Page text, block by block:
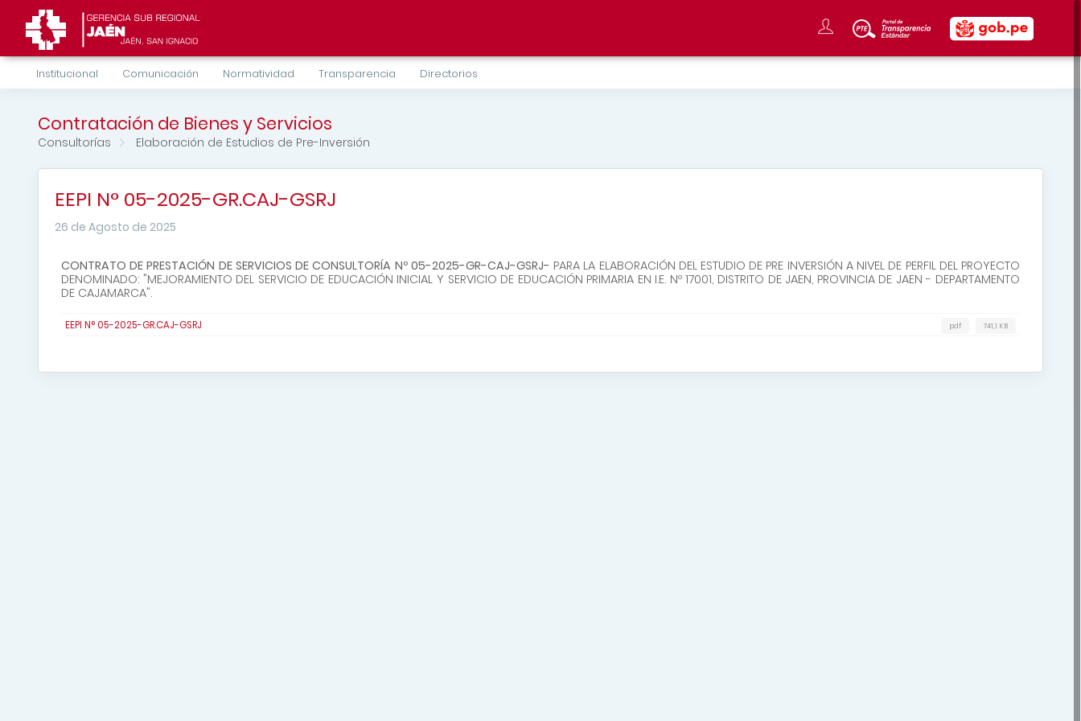
Institucional Comunicación Normatividad Transparencia Directorios
Contratación de Bienes y Servicios
Consultorías Elaboración de Estudios de Pre-Inversión
EEPI N° 05-2025-GR.CAJ-GSRJ
26 de Agosto de 2025
CONTRATO DE PRESTACIÓN DE SERVICIOS DE CONSULTORÍA Nº 05-2025-GR-CAJ-GSRJ- PARA LA ELABORACIÓN DEL ESTUDIO DE PRE INVERSIÓN A NIVEL DE PERFIL DEL PROYECTO
DENOMINADO: "MEJORAMIENTO DEL SERVICIO DE EDUCACIÓN INICIAL Y SERVICIO DE EDUCACIÓN PRIMARIA EN I.E. Nº 17001, DISTRITO DE JAEN, PROVINCIA DE JAEN - DEPARTAMENTO
DE CAJAMARCA".
EEPI N° 05-2025-GR.CAJ-GSRJ 741,1 KB
pdf